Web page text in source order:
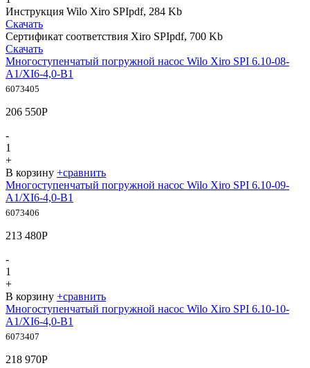
Инструкция Wilo Xiro SPIpdf, 284 Kb
Скачать
Сертификат соответствия Xiro SPIpdf, 700 Kb
Скачать
Многоступенчатый погружной насос Wilo Xiro SPI 6.10-08-
A1/XI6-4,0-B1
6073405
206 550Р
-
1
+
В корзину +сравнить
Многоступенчатый погружной насос Wilo Xiro SPI 6.10-09-
A1/XI6-4,0-B1
6073406
213 480Р
-
1
+
В корзину +сравнить
Многоступенчатый погружной насос Wilo Xiro SPI 6.10-10-
A1/XI6-4,0-B1
6073407
218 970Р